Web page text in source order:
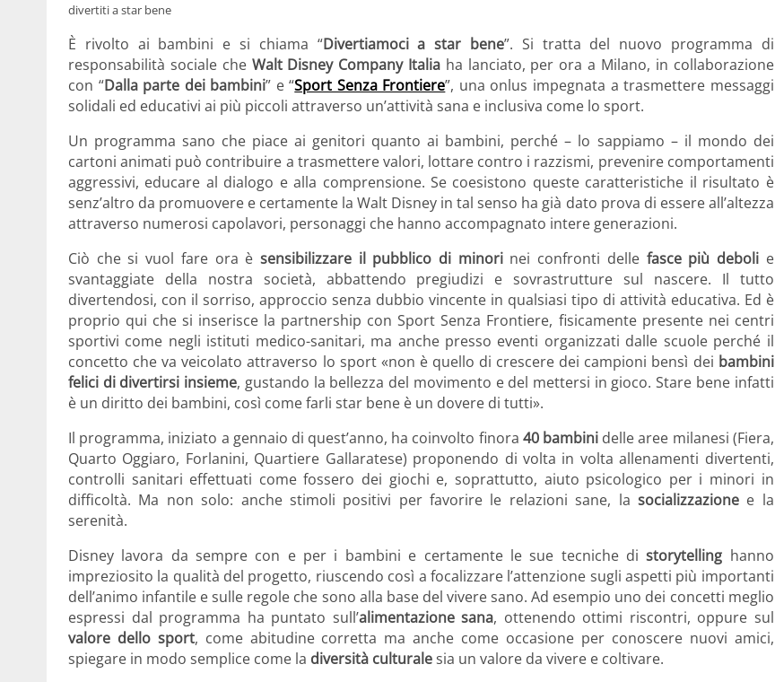
divertiti a star bene
È rivolto ai bambini e si chiama “Divertiamoci a star bene”. Si tratta del nuovo programma di
responsabilità sociale che Walt Disney Company Italia ha lanciato, per ora a Milano, in collaborazione
con “Dalla parte dei bambini” e “Sport Senza Frontiere”, una onlus impegnata a trasmettere messaggi
solidali ed educativi ai più piccoli attraverso un’attività sana e inclusiva come lo sport.
Un programma sano che piace ai genitori quanto ai bambini, perché – lo sappiamo – il mondo dei
cartoni animati può contribuire a trasmettere valori, lottare contro i razzismi, prevenire comportamenti
aggressivi, educare al dialogo e alla comprensione. Se coesistono queste caratteristiche il risultato è
senz’altro da promuovere e certamente la Walt Disney in tal senso ha già dato prova di essere all’altezza
attraverso numerosi capolavori, personaggi che hanno accompagnato intere generazioni.
Ciò che si vuol fare ora è sensibilizzare il pubblico di minorinei confronti delle fasce più debolie
svantaggiate della nostra società, abbattendo pregiudizi e sovrastrutture sul nascere. Il tutto
divertendosi, con il sorriso, approccio senza dubbio vincente in qualsiasi tipo di attività educativa. Ed è
proprio qui che si inserisce la partnership con Sport Senza Frontiere, fisicamente presente nei centri
sportivi come negli istituti medico-sanitari, ma anche presso eventi organizzati dalle scuole perché il
concetto che va veicolato attraverso lo sport «non è quello di crescere dei campioni bensì dei bambini
felici di divertirsi insieme, gustando la bellezza del movimento e del mettersi in gioco. Stare bene infatti
è un diritto dei bambini, così come farli star bene è un dovere di tutti».
Il programma, iniziato a gennaio di quest’anno, ha coinvolto finora 40 bambinidelle aree milanesi (Fiera,
Quarto Oggiaro, Forlanini, Quartiere Gallaratese) proponendo di volta in volta allenamenti divertenti,
controlli sanitari effettuati come fossero dei giochi e, soprattutto, aiuto psicologico per i minori in
difficoltà. Ma non solo: anche stimoli positivi per favorire le relazioni sane, la socializzazionee la
serenità.
Disney lavora da sempre con e per i bambini e certamente le sue tecniche distorytelling hanno
impreziosito la qualità del progetto, riuscendo così a focalizzare l’attenzione sugli aspetti più importanti
dell’animo infantile e sulle regole che sono alla base del vivere sano. Ad esempio uno dei concetti meglio
espressi dal programma ha puntato sull’alimentazione sana, ottenendo ottimi riscontri, oppure sul
valore dello sport, come abitudine corretta ma anche come occasione per conoscere nuovi amici,
spiegare in modo semplice come la diversità culturalesia un valore da vivere e coltivare.